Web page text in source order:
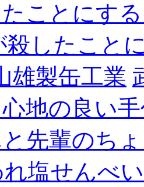
ことにす
殺したこと
雄製缶工業
地の良い
先輩のち
塩せんべい